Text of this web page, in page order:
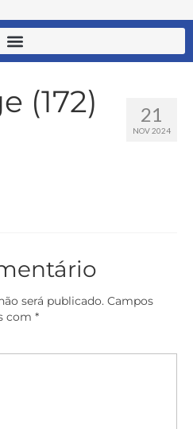
21
NOV 2024
(172)
será publicado. Campos
com *